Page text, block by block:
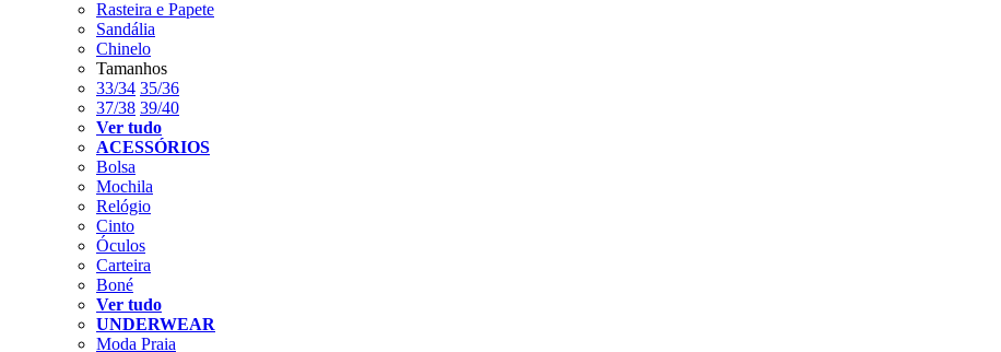
Rasteira e Papete
Sandália
Chinelo
Tamanhos
33/34 35/36
37/38 39/40
Ver tudo
ACESSÓRIOS
Bolsa
Mochila
Relógio
Cinto
Óculos
Carteira
Boné
Ver tudo
UNDERWEAR
Moda Praia